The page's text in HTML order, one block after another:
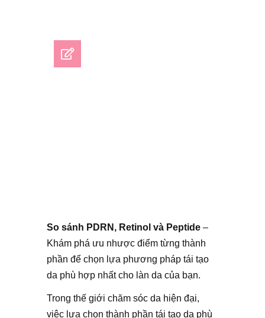
So sánh PDRN, Retinol và Peptide –
Khám phá ưu nhược điểm từng thành
phần để chọn lựa phương pháp tái tạo
da phù hợp nhất cho làn da của bạn.
Trong thế giới chăm sóc da hiện đại,
việc lựa chọn thành phần tái tạo da phù